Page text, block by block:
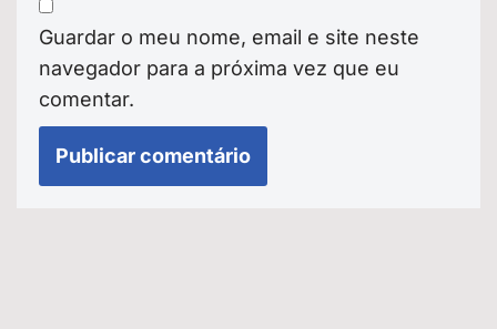
Guardar o meu nome, email e site neste
navegador para a próxima vez que eu
comentar.